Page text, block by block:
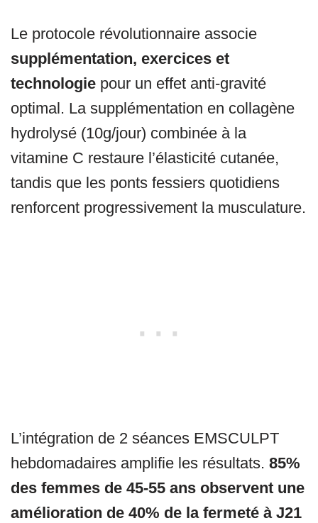
Le protocole révolutionnaire associe
supplémentation, exercices et
technologie pour un effet anti-gravité
optimal. La supplémentation en collagène
hydrolysé (10g/jour) combinée à la
vitamine C restaure l’élasticité cutanée,
tandis que les ponts fessiers quotidiens
renforcent progressivement la musculature.
L’intégration de 2 séances EMSCULPT
hebdomadaires amplifie les résultats. 85%
des femmes de 45-55 ans observent une
amélioration de 40% de la fermeté à J21